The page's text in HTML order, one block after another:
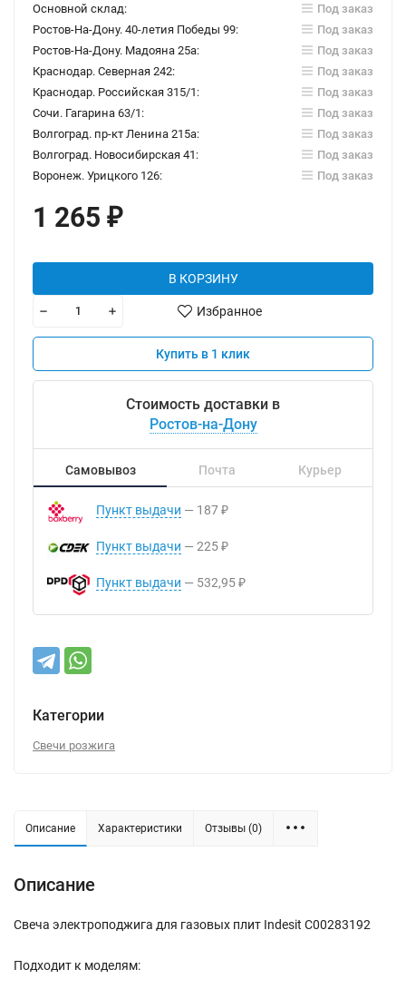
Основной склад:
Под заказ
Ростов-На-Дону. 40-летия Победы 99:
Под заказ
Ростов-На-Дону. Мадояна 25а:
Под заказ
Краснодар. Северная 242:
Под заказ
Краснодар. Российская 315/1:
Под заказ
Сочи. Гагарина 63/1:
Под заказ
Волгоград. пр-кт Ленина 215а:
Под заказ
Волгоград. Новосибирская 41:
Под заказ
Воронеж. Урицкого 126:
Под заказ
1 265 ₽
В КОРЗИНУ
Избранное
Купить в 1 клик
Стоимость доставки в
Ростов-на-Дону
Самовывоз Почта Курьер
Пункт выдачи 187 ₽
Пункт выдачи 225 ₽
Пункт выдачи 532,95 ₽
Категории
Свечи розжига
Описание Характеристики Отзывы (0)
Описание
Свеча электроподжига для газовых плит Indesit C00283192
Подходит к моделям: